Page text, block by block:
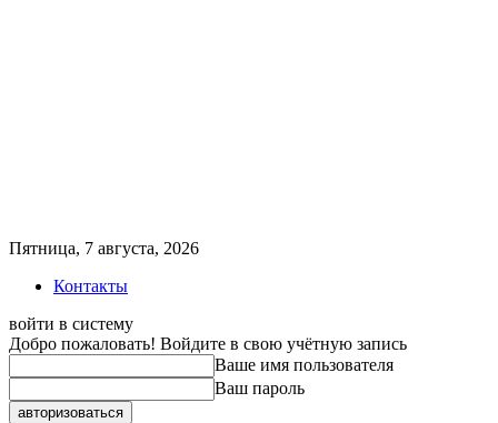
Пятница, 7 августа, 2026
Контакты
войти в систему
Добро пожаловать! Войдите в свою учётную запись
Ваше имя пользователя
Ваш пароль